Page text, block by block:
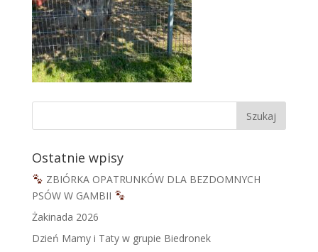
Ostatnie wpisy
ZBIÓRKA OPATRUNKÓW DLA BEZDOMNYCH
PSÓW W GAMBII
Żakinada 2026
Dzień Mamy i Taty w grupie Biedronek